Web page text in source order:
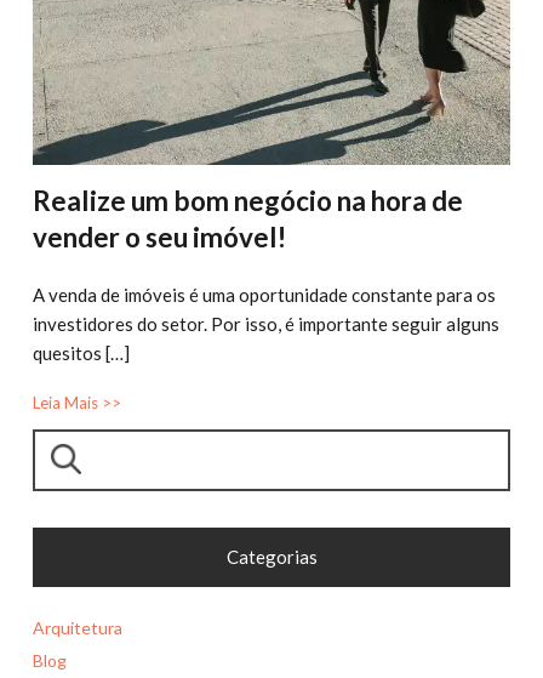
Realize um bom negócio na hora de
vender o seu imóvel!
A venda de imóveis é uma oportunidade constante para os
investidores do setor. Por isso, é importante seguir alguns
quesitos […]
Leia Mais >>
Pesquisar
Categorias
Arquitetura
Blog